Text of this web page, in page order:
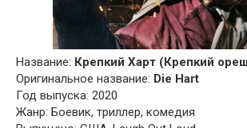
Название: Крепкий Харт (Крепкий
Оригинальное название: Die Hart
Год выпуска: 2020
Жанр: Боевик, триллер, комедия